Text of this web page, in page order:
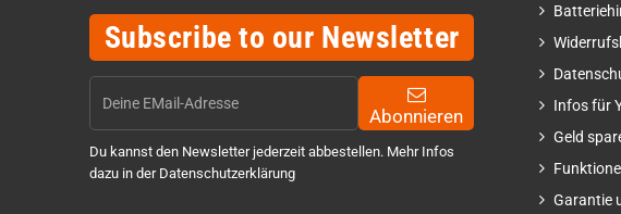
Subscribe to our Newsletter
Abonnieren
Du kannst den Newsletter jederzeit abbestellen. Mehr Infos
dazu in der Datenschutzerklärung
Infos für
Geld
Garantie